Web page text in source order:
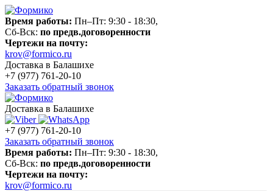
Время работы: Пн–Пт: 9:30 - 18:30,
Сб-Вск: по предв.договоренности
Чертежи на почту:
krov@formico.ru
Доставка в Балашихе
+7 (977) 761-20-10
Заказать обратный звонок
Доставка в Балашихе
+7 (977) 761-20-10
Заказать обратный звонок
Время работы: Пн–Пт: 9:30 - 18:30,
Сб-Вск: по предв.договоренности
Чертежи на почту:
krov@formico.ru